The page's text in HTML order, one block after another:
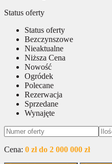
Status oferty
Status oferty
Bezczynszowe
Nieaktualne
Niższa Cena
Nowość
Ogródek
Polecane
Rezerwacja
Sprzedane
Wynajęte
Cena: 0 zł do 2 000 000 zł